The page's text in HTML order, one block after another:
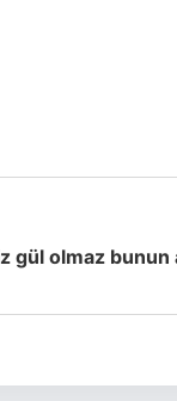
gül olmaz bunun